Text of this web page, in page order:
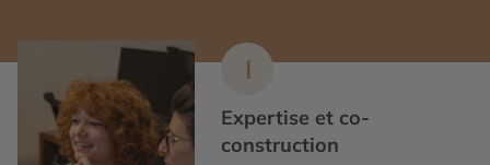
1
Expertise et co-
construction